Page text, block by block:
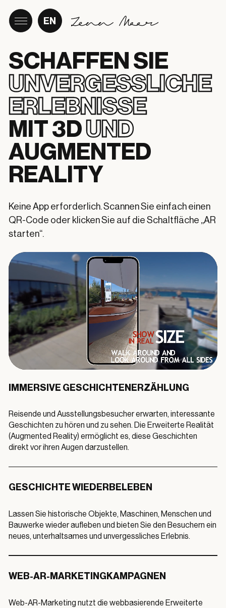
EN
SCHAFFEN SIE
UNVERGESSLICHE
ERLEBNISSE
MIT 3DUND
AUGMENTED
REALITY
Keine App erforderlich. Scannen Sie einfach einen
QR-Code oder klicken Sie auf die Schaltfläche „AR
starten“.
IMMERSIVE GESCHICHTENERZÄHLUNG
Reisende und Ausstellungsbesucher erwarten, interessante
Geschichten zu hören und zu sehen. Die Erweiterte Realität
(Augmented Reality) ermöglicht es, diese Geschichten
direkt vor ihren Augen darzustellen.
GESCHICHTE WIEDERBELEBEN
Lassen Sie historische Objekte, Maschinen, Menschen und
Bauwerke wieder aufleben und bieten Sie den Besuchern ein
neues, unterhaltsames und unvergessliches Erlebnis.
WEB-AR-MARKETINGKAMPAGNEN
Web-AR-Marketing nutzt die webbasierende Erweiterte